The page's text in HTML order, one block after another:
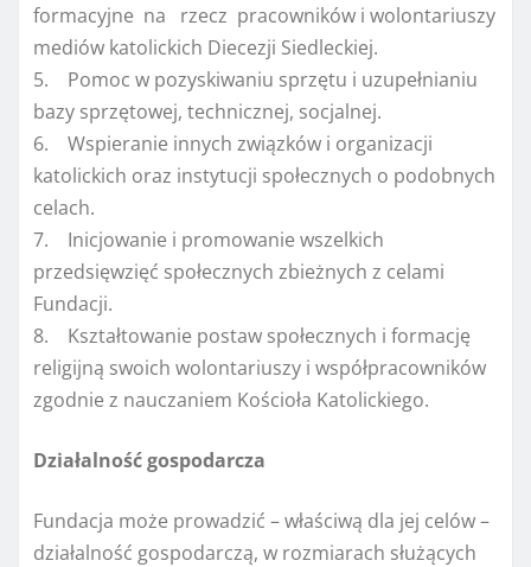
formacyjne na rzecz pracowników i wolontariuszy
mediów katolickich Diecezji Siedleckiej.
5. Pomoc w pozyskiwaniu sprzętu i uzupełnianiu
bazy sprzętowej, technicznej, socjalnej.
6. Wspieranie innych związków i organizacji
katolickich oraz instytucji społecznych o podobnych
celach.
7. Inicjowanie i promowanie wszelkich
przedsięwzięć społecznych zbieżnych z celami
Fundacji.
8. Kształtowanie postaw społecznych i formację
religijną swoich wolontariuszy i współpracowników
zgodnie z nauczaniem Kościoła Katolickiego.
Działalność gospodarcza
Fundacja może prowadzić – właściwą dla jej celów –
działalność gospodarczą, w rozmiarach służących